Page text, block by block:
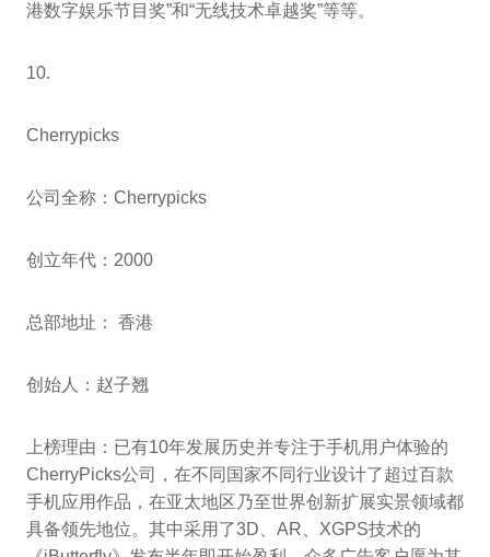
港数字娱乐节目奖”和“无线技术卓越奖”等等。
10.
Cherrypicks
公司全称：Cherrypicks
创立年代：2000
总部地址： 香港
创始人：赵子翘
上榜理由：已有10年发展历史并专注于手机用户体验的
CherryPicks公司，在不同国家不同行业设计了超过百款
手机应用作品，在亚太地区乃至世界创新扩展实景领域都
具备领先地位。其中采用了3D、AR、XGPS技术的